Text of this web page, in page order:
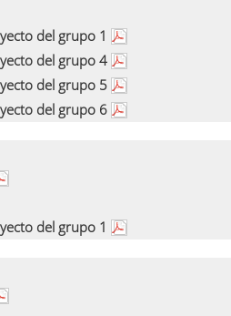
del grupo 1
del grupo 4
del grupo 5
del grupo 6
del grupo 1